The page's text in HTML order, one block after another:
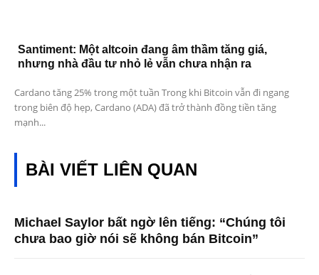
Santiment: Một altcoin đang âm thầm tăng giá,
nhưng nhà đầu tư nhỏ lẻ vẫn chưa nhận ra
Cardano tăng 25% trong một tuần Trong khi Bitcoin vẫn đi ngang
trong biên độ hẹp, Cardano (ADA) đã trở thành đồng tiền tăng
mạnh...
BÀI VIẾT LIÊN QUAN
Michael Saylor bất ngờ lên tiếng: “Chúng tôi
chưa bao giờ nói sẽ không bán Bitcoin”